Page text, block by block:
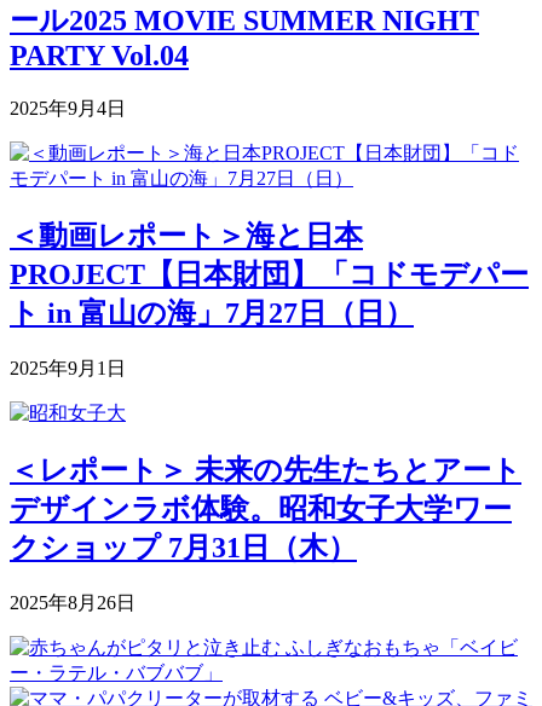
ール2025 MOVIE SUMMER NIGHT
PARTY Vol.04
2025年9月4日
＜動画レポート＞海と日本
PROJECT【日本財団】「コドモデパー
ト in 富山の海」7月27日（日）
2025年9月1日
＜レポート＞ 未来の先生たちとアート
デザインラボ体験。昭和女子大学ワー
クショップ 7月31日（木）
2025年8月26日